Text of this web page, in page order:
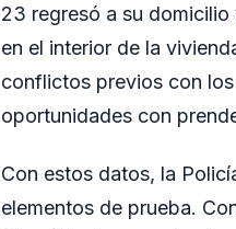
23 regresó a su
en el interior de la
conflictos previos con
oportunidades con
Con estos datos, la
elementos de prueba.